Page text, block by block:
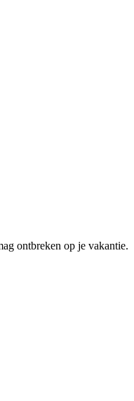
ontbreken op je vakantie.